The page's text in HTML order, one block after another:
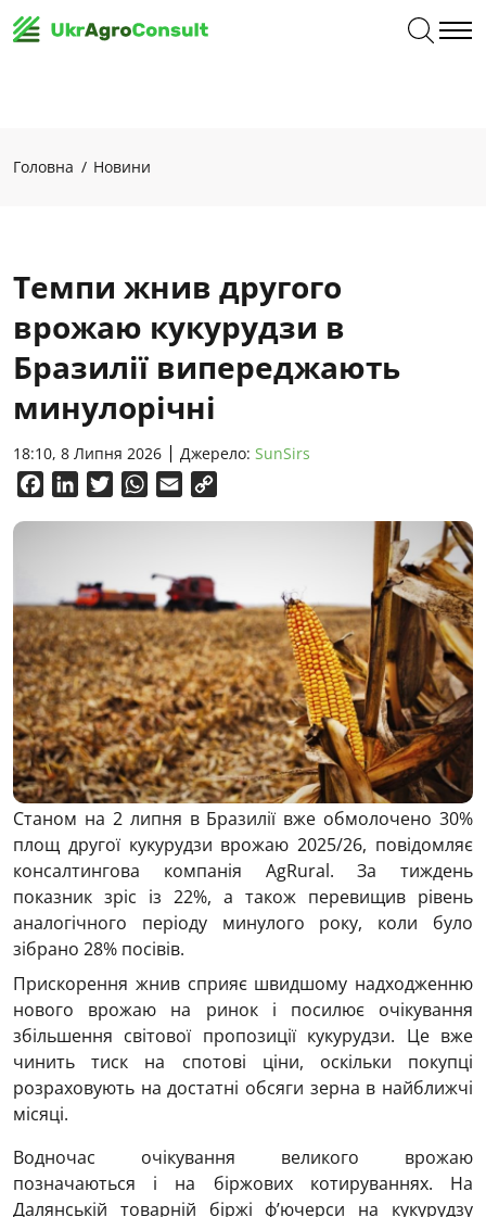
Головна Новини
Темпи жнив другого
врожаю кукурудзи в
Бразилії випереджають
минулорічні
18:10, 8 Липня 2026 Джерело: SunSirs
FacebookLinkedInTwitterWhatsApp
Email
Станом на 2 липня в Бразилії вже обмолочено 30%
площ другої кукурудзи врожаю 2025/26, повідомляє
консалтингова компанія AgRural. За тиждень
показник зріс із 22%, а також перевищив рівень
аналогічного періоду минулого року, коли було
зібрано 28% посівів.
Прискорення жнив сприяє швидшому надходженню
нового врожаю на ринок і посилює очікування
збільшення світової пропозиції кукурудзи. Це вже
чинить тиск на спотові ціни, оскільки покупці
розраховують на достатні обсяги зерна в найближчі
місяці.
Водночас очікування великого врожаю
позначаються і на біржових котируваннях. На
Далянській товарній біржі ф’ючерси на кукурудзу